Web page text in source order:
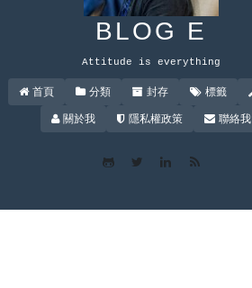
BLOG E
Attitude is everything
首頁 分類 封存 標籤
關於我
隱私權政策 聯絡我